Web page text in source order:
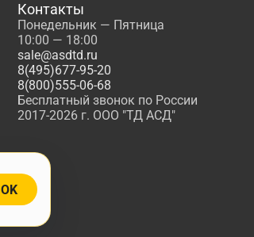
Контакты
Понедельник — Пятница
10:00 — 18:00
sale@asdtd.ru
8(495)677-95-20
8(800)555-06-68
Бесплатный звонок по России
2017-2026 г. ООО "ТД АСД"
OK